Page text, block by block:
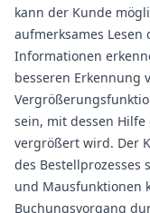
kann der Kunde
aufmerksames
Informationen
besseren Erkennung
sein, mit dessen
vergrößert wird. Der
des Bestellprozesses
und Mausfunktionen
Buchungsvorgang